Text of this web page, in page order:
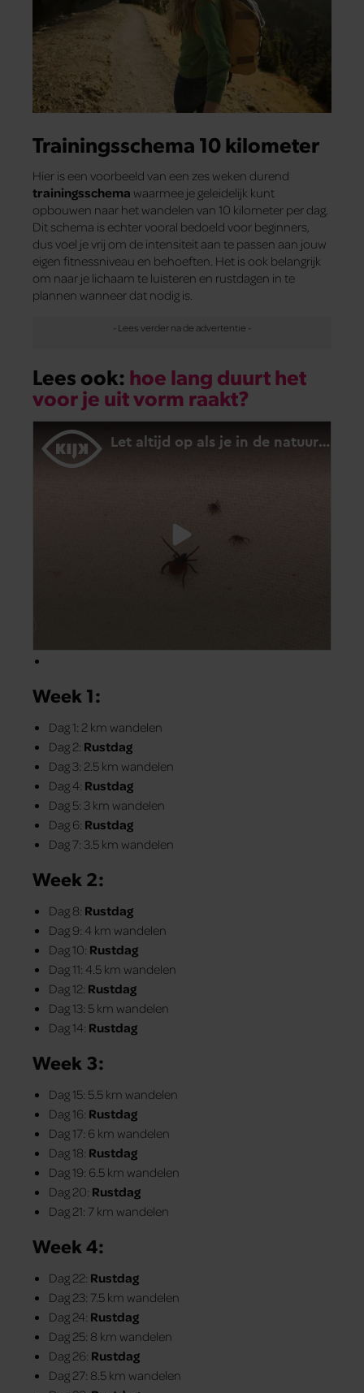
Trainingsschema 10 kilometer
Hier is een voorbeeld van een zes weken durend
trainingsschema waarmee je geleidelijk kunt
opbouwen naar het wandelen van 10 kilometer per dag.
Dit schema is echter vooral bedoeld voor beginners,
dus voel je vrij om de intensiteit aan te passen aan jouw
eigen fitnessniveau en behoeften. Het is ook belangrijk
om naar je lichaam te luisteren en rustdagen in te
plannen wanneer dat nodig is.
Lees ook: hoe lang duurt het
voor je uit vorm raakt?
Week 1:
Dag 1: 2 km wandelen
Dag 2: Rustdag
Dag 3: 2.5 km wandelen
Dag 4: Rustdag
Dag 5: 3 km wandelen
Dag 6: Rustdag
Dag 7: 3.5 km wandelen
Week 2:
Dag 8: Rustdag
Dag 9: 4 km wandelen
Dag 10: Rustdag
Dag 11: 4.5 km wandelen
Dag 12: Rustdag
Dag 13: 5 km wandelen
Dag 14: Rustdag
Week 3:
Dag 15: 5.5 km wandelen
Dag 16: Rustdag
Dag 17: 6 km wandelen
Dag 18: Rustdag
Dag 19: 6.5 km wandelen
Dag 20: Rustdag
Dag 21: 7 km wandelen
Week 4:
Dag 22: Rustdag
Dag 23: 7.5 km wandelen
Dag 24: Rustdag
Dag 25: 8 km wandelen
Dag 26: Rustdag
Dag 27: 8.5 km wandelen